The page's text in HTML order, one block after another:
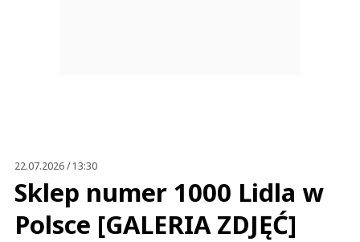
22.07.2026 / 13:30
Sklep numer 1000 Lidla w
Polsce [GALERIA ZDJĘĆ]